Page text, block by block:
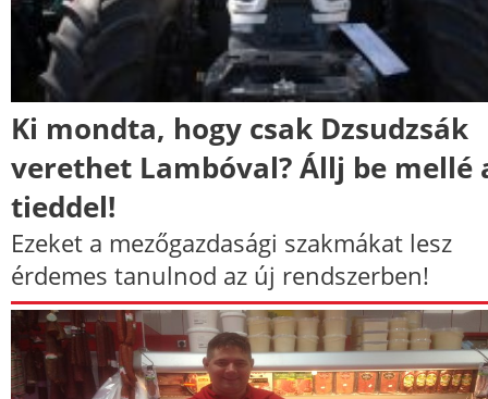
Ki mondta, hogy csak Dzsudzsák
verethet Lambóval? Állj be mellé
tieddel!
Ezeket a mezőgazdasági szakmákat lesz
érdemes tanulnod az új rendszerben!